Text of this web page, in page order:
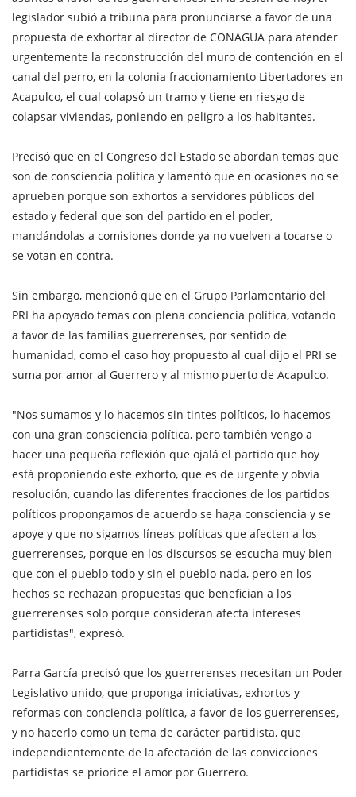
legislador subió a tribuna para pronunciarse a favor de una
propuesta de exhortar al director de CONAGUA para atender
urgentemente la reconstrucción del muro de contención en el
canal del perro, en la colonia fraccionamiento Libertadores en
Acapulco, el cual colapsó un tramo y tiene en riesgo de
colapsar viviendas, poniendo en peligro a los habitantes.
Precisó que en el Congreso del Estado se abordan temas que
son de consciencia política y lamentó que en ocasiones no se
aprueben porque son exhortos a servidores públicos del
estado y federal que son del partido en el poder,
mandándolas a comisiones donde ya no vuelven a tocarse o
se votan en contra.
Sin embargo, mencionó que en el Grupo Parlamentario del
PRI ha apoyado temas con plena conciencia política, votando
a favor de las familias guerrerenses, por sentido de
humanidad, como el caso hoy propuesto al cual dijo el PRI se
suma por amor al Guerrero y al mismo puerto de Acapulco.
"Nos sumamos y lo hacemos sin tintes políticos, lo hacemos
con una gran consciencia política, pero también vengo a
hacer una pequeña reflexión que ojalá el partido que hoy
está proponiendo este exhorto, que es de urgente y obvia
resolución, cuando las diferentes fracciones de los partidos
políticos propongamos de acuerdo se haga consciencia y se
apoye y que no sigamos líneas políticas que afecten a los
guerrerenses, porque en los discursos se escucha muy bien
que con el pueblo todo y sin el pueblo nada, pero en los
hechos se rechazan propuestas que benefician a los
guerrerenses solo porque consideran afecta intereses
partidistas", expresó.
Parra García precisó que los guerrerenses necesitan un Poder
Legislativo unido, que proponga iniciativas, exhortos y
reformas con conciencia política, a favor de los guerrerenses,
y no hacerlo como un tema de carácter partidista, que
independientemente de la afectación de las convicciones
partidistas se priorice el amor por Guerrero.